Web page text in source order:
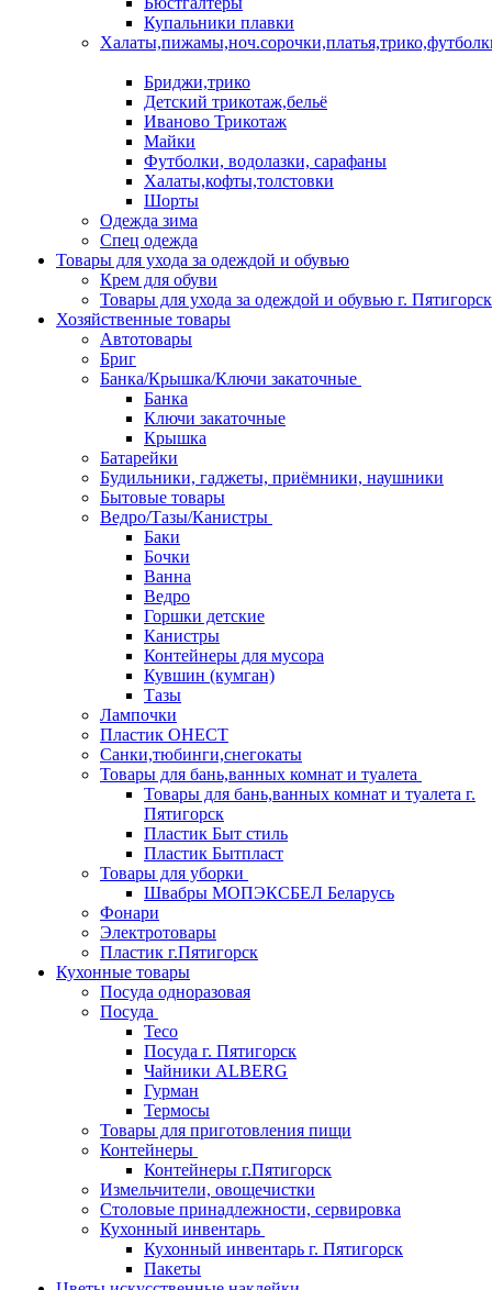
Купальники плавки
Бриджи,трико
Детский трикотаж,бельё
Иваново Трикотаж
Майки
Футболки, водолазки, сарафаны
Халаты,кофты,толстовки
Шорты
Одежда зима
Спец одежда
Товары для ухода за одеждой и обувью
Крем для обуви
Товары для ухода за одеждой и обувью г. Пятигорск
Хозяйственные товары
Автотовары
Бриг
Банка/Крышка/Ключи закаточные
Банка
Ключи закаточные
Крышка
Батарейки
Будильники, гаджеты, приёмники, наушники
Бытовые товары
Ведро/Тазы/Канистры
Баки
Бочки
Ванна
Ведро
Горшки детские
Канистры
Контейнеры для мусора
Кувшин (кумган)
Тазы
Лампочки
Пластик ОНЕСТ
Санки,тюбинги,снегокаты
Товары для бань,ванных комнат и туалета
Товары для бань,ванных комнат и туалета г.
Пятигорск
Пластик Быт стиль
Пластик Бытпласт
Товары для уборки
Швабры МОПЭКСБЕЛ Беларусь
Фонари
Электротовары
Пластик г.Пятигорск
Кухонные товары
Посуда одноразовая
Посуда
Teco
Посуда г. Пятигорск
Чайники ALBERG
Гурман
Термосы
Товары для приготовления пищи
Контейнеры
Контейнеры г.Пятигорск
Измельчители, овощечистки
Столовые принадлежности, сервировка
Кухонный инвентарь
Кухонный инвентарь г. Пятигорск
Пакеты